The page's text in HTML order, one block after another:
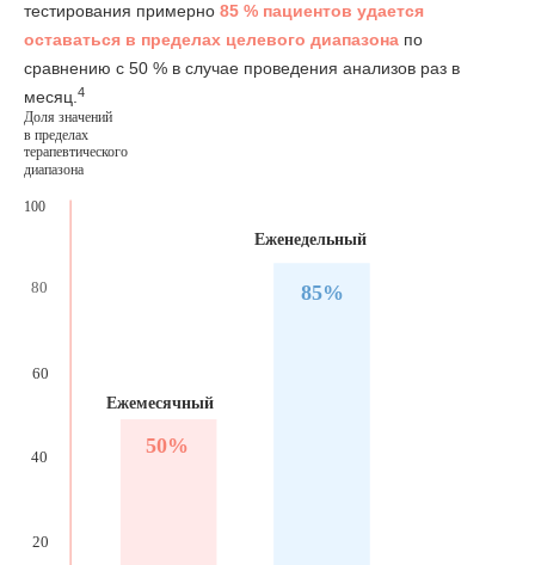
тестирования примерно 85 % пациентов удается
оставаться в пределах целевого диапазона по
сравнению с 50 % в случае проведения анализов раз в
месяц. 4